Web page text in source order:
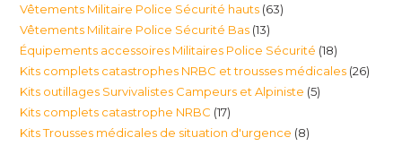
Vêtements Militaire Police Sécurité hauts 6363
Vêtements Militaire Police Sécurité Bas 1313
produits
Équipements accessoires Militaires Police Sécurité 1818
produits
Kits complets catastrophes NRBC et trousses médicales 2626
Kits outillages Survivalistes Campeurs et Alpiniste 55
Kits complets catastrophe NRBC 1717
produits
Kits Trousses médicales de situation d'urgence 88